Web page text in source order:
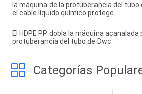
la máquina de la protuberancia del tubo
el cable líquido químico protege
El HDPE PP dobla la máquina acanalada
protuberancia del tubo de Dwc
Categorías